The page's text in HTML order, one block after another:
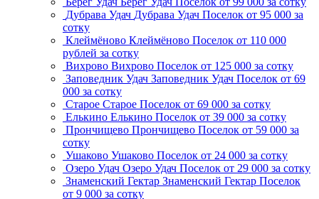
Дубрава Удач Дубрава Удач Поселок от 95 000 за
сотку
Клеймёново Клеймёново Поселок от 110 000
рублей за сотку
Вихрово Вихрово Поселок от 125 000 за сотку
Заповедник Удач Заповедник Удач Поселок от 69
000 за сотку
Старое Старое Поселок от 69 000 за сотку
Елькино Елькино Поселок от 39 000 за сотку
Прончищево Прончищево Поселок от 59 000 за
сотку
Ушаково Ушаково Поселок от 24 000 за сотку
Озеро Удач Озеро Удач Поселок от 29 000 за сотку
Знаменский Гектар Знаменский Гектар Поселок
от 9 000 за сотку